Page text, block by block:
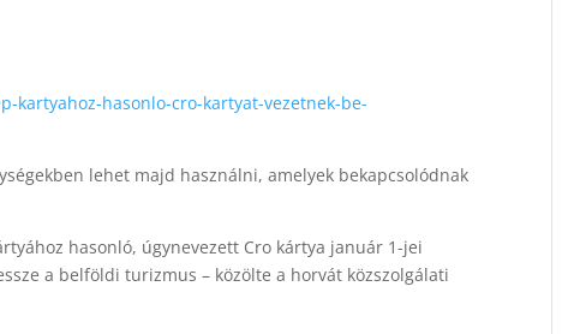
kartyahoz-hasonlo-cro-kartyat-vezetnek-be-
lehet majd használni, amelyek bekapcsolódnak
hasonló, úgynevezett Cro kártya január 1-jei
a belföldi turizmus – közölte a horvát közszolgálati